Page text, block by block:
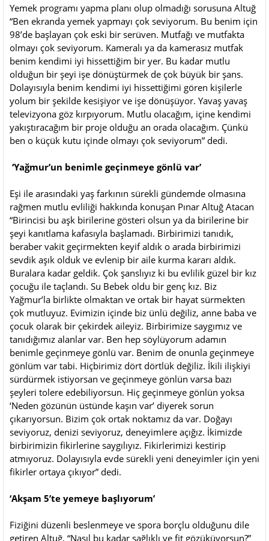
Yemek programı yapma planı olup olmadığı sorusuna Altuğ
“Ben ekranda yemek yapmayı çok seviyorum. Bu benim için
98’de başlayan çok eski bir serüven. Mutfağı ve mutfakta
olmayı çok seviyorum. Kameralı ya da kamerasız mutfak
benim kendimi iyi hissettiğim bir yer. Bu kadar mutlu
olduğun bir şeyi işe dönüştürmek de çok büyük bir şans.
Dolayısıyla benim kendimi iyi hissettiğimi gören kişilerle
yolum bir şekilde kesişiyor ve işe dönüşüyor. Yavaş yavaş
televizyona göz kırpıyorum. Mutlu olacağım, içine kendimi
yakıştıracağım bir proje olduğu an orada olacağım. Çünkü
ben o küçük kutu içinde olmayı çok seviyorum” dedi.
‘Yağmur’un benimle geçinmeye gönlü var’
Eşi ile arasındaki yaş farkının sürekli gündemde olmasına
rağmen mutlu evliliği hakkında konuşan Pınar Altuğ Atacan
“Birincisi bu aşk birilerine gösteri olsun ya da birilerine bir
şeyi kanıtlama kafasıyla başlamadı. Birbirimizi tanıdık,
beraber vakit geçirmekten keyif aldık o arada birbirimizi
sevdik aşık olduk ve evlenip bir aile kurma kararı aldık.
Buralara kadar geldik. Çok şanslıyız ki bu evlilik güzel bir kız
çocuğu ile taçlandı. Su Bebek oldu bir genç kız. Biz
Yağmur’la birlikte olmaktan ve ortak bir hayat sürmekten
çok mutluyuz. Evimizin içinde biz ünlü değiliz, anne baba ve
çocuk olarak bir çekirdek aileyiz. Birbirimize saygımız ve
tanıdığımız alanlar var. Ben hep söylüyorum adamın
benimle geçinmeye gönlü var. Benim de onunla geçinmeye
gönlüm var tabi. Hiçbirimiz dört dörtlük değiliz. İkili ilişkiyi
sürdürmek istiyorsan ve geçinmeye gönlün varsa bazı
şeyleri tolere edebiliyorsun. Hiç geçinmeye gönlün yoksa
‘Neden gözünün üstünde kaşın var’ diyerek sorun
çıkarıyorsun. Bizim çok ortak noktamız da var. Doğayı
seviyoruz, denizi seviyoruz, deneyimlere açığız. İkimizde
birbirimizin fikirlerine saygılıyız. Fikirlerimizi kestirip
atmıyoruz. Dolayısıyla evde sürekli yeni deneyimler için yeni
fikirler ortaya çıkıyor” dedi.
‘Akşam 5’te yemeye başlıyorum’
Fiziğini düzenli beslenmeye ve spora borçlu olduğunu dile
getiren Altuğ, “Nasıl bu kadar sağlıklı ve fit gözüküyorsun?”